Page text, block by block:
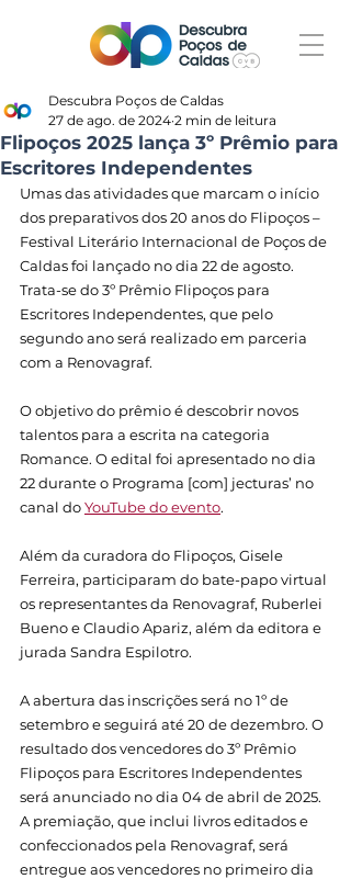
Flipoços 2025 lança 3º Prêmio para
Escritores Independentes
Descubra Poços de Caldas
27 de ago. de 2024 2 min de leitura
Umas das atividades que marcam o início
dos preparativos dos 20 anos do Flipoços –
Festival Literário Internacional de Poços de
Caldas foi lançado no dia 22 de agosto.
Trata-se do 3º Prêmio Flipoços para
Escritores Independentes, que pelo
segundo ano será realizado em parceria
com a Renovagraf.
O objetivo do prêmio é descobrir novos
talentos para a escrita na categoria
Romance. O edital foi apresentado no dia
22 durante o Programa [com] jecturas’ no
canal do YouTube do evento.
Além da curadora do Flipoços, Gisele
Ferreira, participaram do bate-papo virtual
os representantes da Renovagraf, Ruberlei
Bueno e Claudio Apariz, além da editora e
jurada Sandra Espilotro.
A abertura das inscrições será no 1º de
setembro e seguirá até 20 de dezembro. O
resultado dos vencedores do 3º Prêmio
Flipoços para Escritores Independentes
será anunciado no dia 04 de abril de 2025.
A premiação, que inclui livros editados e
confeccionados pela Renovagraf, será
entregue aos vencedores no primeiro dia